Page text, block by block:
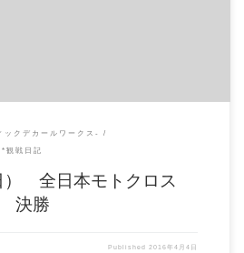
クデカールワークス-
観戦日記
） 全日本モトクロス
決勝
Published2016年4月4日